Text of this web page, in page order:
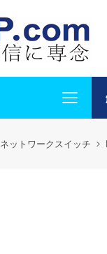
ネットワークスイッチ